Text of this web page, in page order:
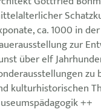
ca. 1000 in
zur
über elf
kulturhistorischen
++